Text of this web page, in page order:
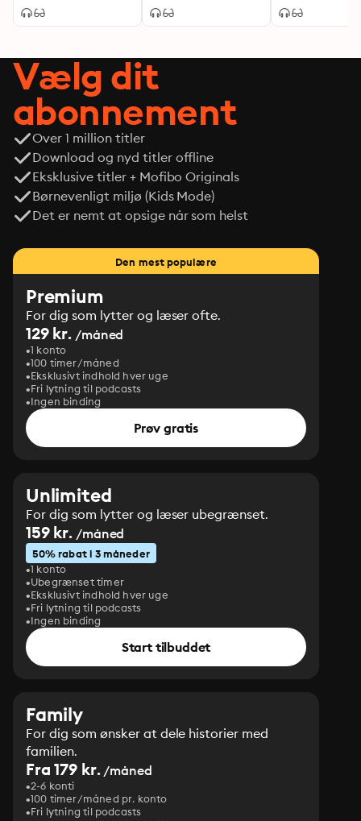
Vælg dit
abonnement
Over 1 million titler
Download og nyd titler offline
Eksklusive titler + Mofibo Originals
Børnevenligt miljø (Kids Mode)
Det er nemt at opsige når som helst
Den mest populære
Premium
For dig som lytter og læser ofte.
129 kr. /måned
1 konto
100 timer/måned
Eksklusivt indhold hver uge
Fri lytning til podcasts
Ingen binding
Prøv gratis
Unlimited
For dig som lytter og læser ubegrænset.
159 kr. /måned
50% rabat i 3 måneder
1 konto
Ubegrænset timer
Eksklusivt indhold hver uge
Fri lytning til podcasts
Ingen binding
Start tilbuddet
Family
For dig som ønsker at dele historier med
familien.
Fra 179 kr./måned
2-6 konti
100 timer/måned pr. konto
Fri lytning til podcasts